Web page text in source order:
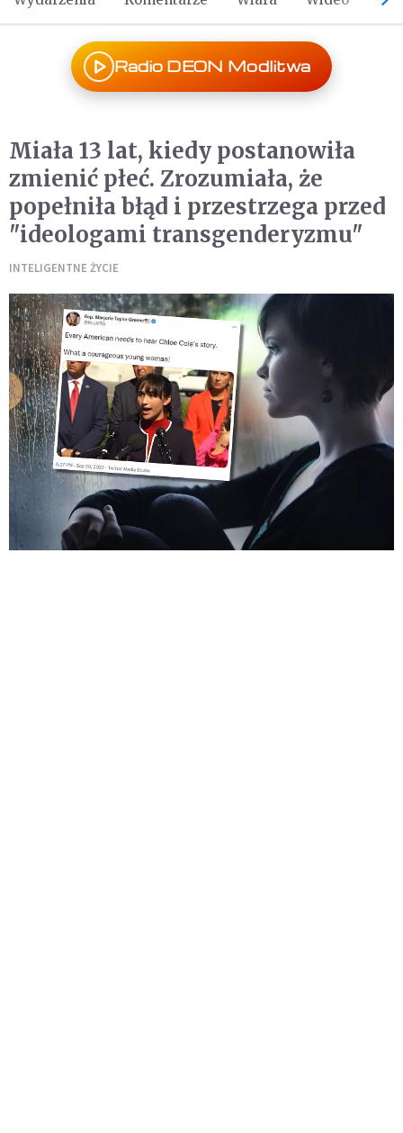
Radio DEON Modlitwa
Miała 13 lat, kiedy postanowiła
zmienić płeć. Zrozumiała, że
popełniła błąd i przestrzega przed
"ideologami transgenderyzmu"
INTELIGENTNE ŻYCIE